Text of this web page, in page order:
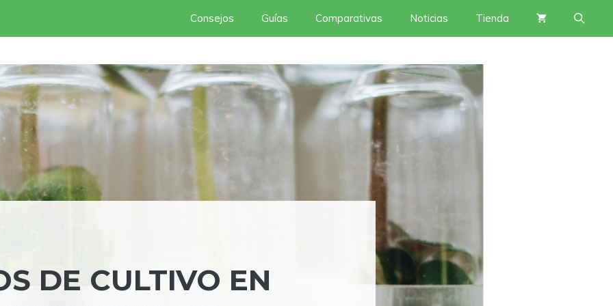
Consejos Guías Comparativas Noticias Tienda
DE CULTIVO EN